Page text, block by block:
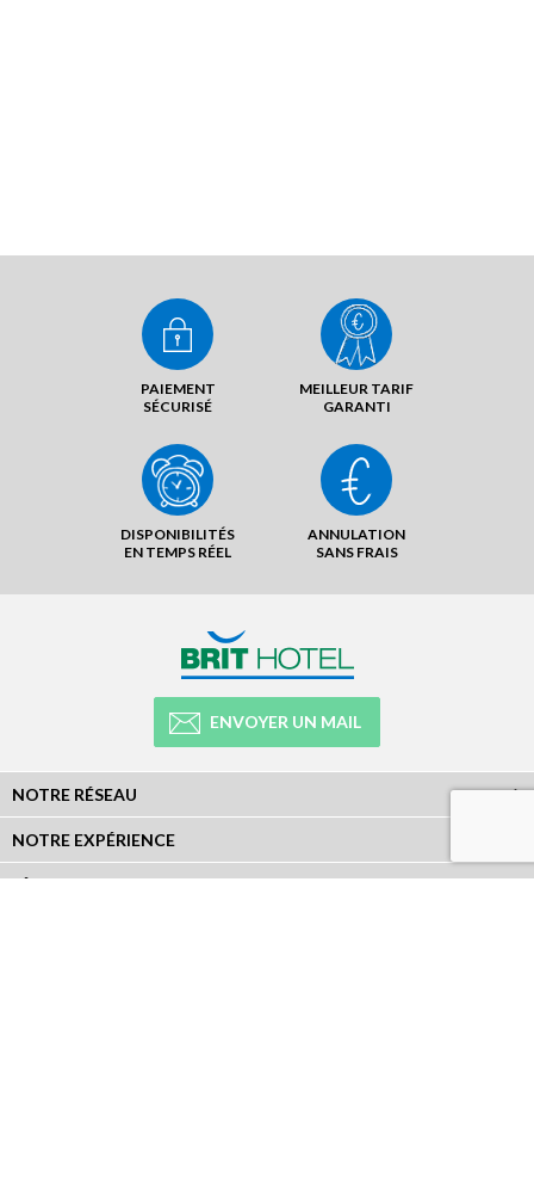
PAIEMENT
SÉCURISÉ
MEILLEUR TARIF
GARANTI
DISPONIBILITÉS
EN TEMPS RÉEL
ANNULATION
SANS FRAIS
ENVOYER UN MAIL
NOTRE RÉSEAU
NOTRE EXPÉRIENCE
LÉGAL